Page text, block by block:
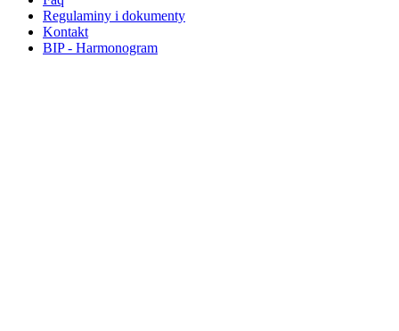
Regulaminy i dokumenty
Kontakt
BIP - Harmonogram